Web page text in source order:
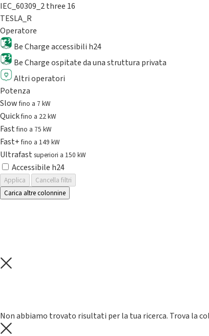
IEC_60309_2 three 16
TESLA_R
Operatore
Be Charge accessibili h24
Be Charge ospitate da una struttura privata
Altri operatori
Potenza
Slowfino a 7 kW
Quickfino a 22 kW
Fastfino a 75 kW
Fast+fino a 149 kW
Ultrafast superiori a 150 kW
Accessibile h24
Applica
Cancella filtri
Carica altre colonnine
Non abbiamo trovato risultati per la tua ricerca. Trova la